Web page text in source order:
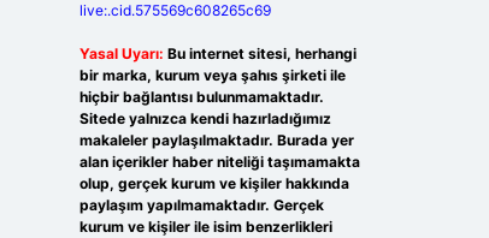
live:.cid.575569c608265c69
Yasal Uyarı: Bu internet sitesi, herhangi
bir marka, kurum veya şahıs şirketi ile
hiçbir bağlantısı bulunmamaktadır.
Sitede yalnızca kendi hazırladığımız
makaleler paylaşılmaktadır. Burada yer
alan içerikler haber niteliği taşımamakta
olup, gerçek kurum ve kişiler hakkında
paylaşım yapılmamaktadır. Gerçek
kurum ve kişiler ile isim benzerlikleri